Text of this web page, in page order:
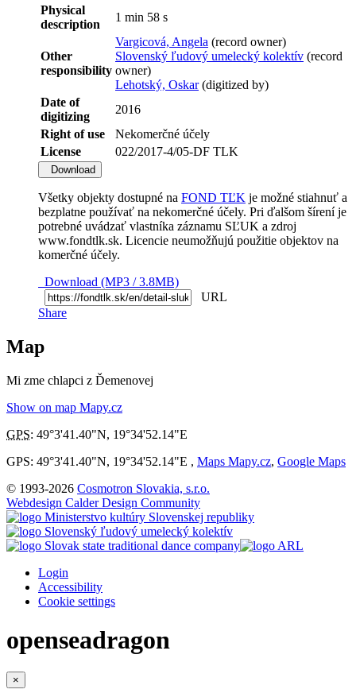
Physical
description
1 min 58 s
Other
responsibility
Vargicová, Angela (record owner)
Slovenský ľudový umelecký kolektív (record
owner)
Lehotský, Oskar(digitized by)
Date of
digitizing
2016
Right of use
Nekomerčné účely
License
022/2017-4/05-DF TLK
Download
Všetky objekty dostupné na FOND TĽK je možné stiahnuť a
bezplatne používať na nekomerčné účely. Pri ďalšom šírení je
potrebné uvádzať vlastníka záznamu SĽUK a zdroj
www.fondtlk.sk. Licencie neumožňujú použitie objektov na
komerčné účely.
Download (MP3 / 3.8MB)
URL
Share
Map
Mi zme chlapci z Ďemenovej
Show on map Mapy.cz
GPS: 49°3'41.40"N, 19°34'52.14"E
GPS: 49°3'41.40"N, 19°34'52.14"E , Maps Mapy.cz, Google Maps
© 1993-2026 Cosmotron Slovakia, s.r.o.
Webdesign Calder Design Community
Login
Accessibility
Cookie settings
openseadragon
×